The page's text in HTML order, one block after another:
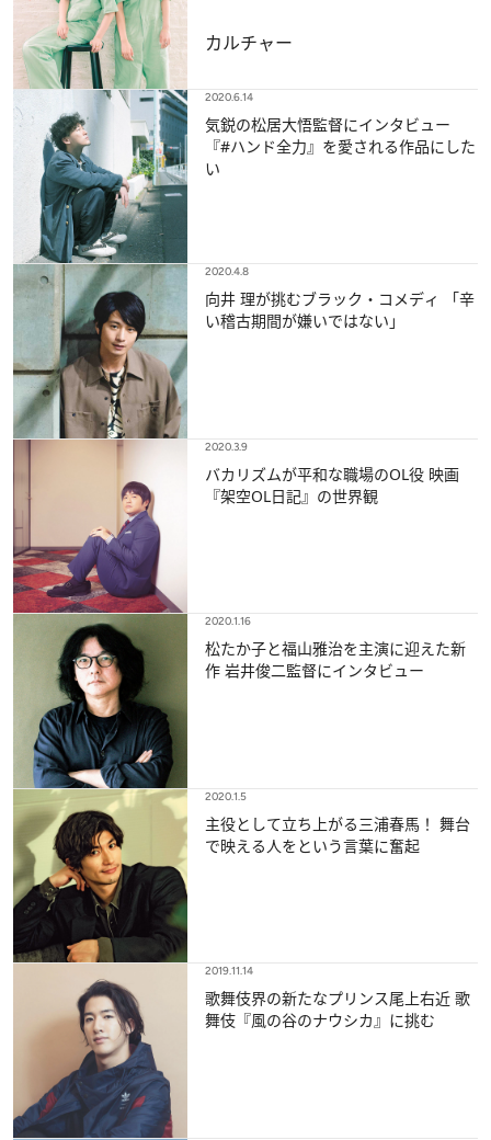
カルチャー
2020.6.14
気鋭の松居大悟監督にインタビュー
『#ハンド全力』を愛される作品にした
い
2020.4.8
向井 理が挑むブラック・コメディ 「辛
い稽古期間が嫌いではない」
2020.3.9
バカリズムが平和な職場のOL役 映画
『架空OL日記』の世界観
2020.1.16
松たか子と福山雅治を主演に迎えた新
作 岩井俊二監督にインタビュー
2020.1.5
主役として立ち上がる三浦春馬！ 舞台
で映える人をという言葉に奮起
2019.11.14
歌舞伎界の新たなプリンス尾上右近 歌
舞伎『風の谷のナウシカ』に挑む